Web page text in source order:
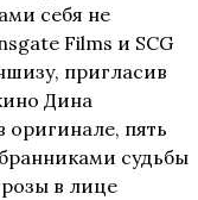
себя не
Films и SCG
пригласив
Дина
оригинале, пять
судьбы
в лице